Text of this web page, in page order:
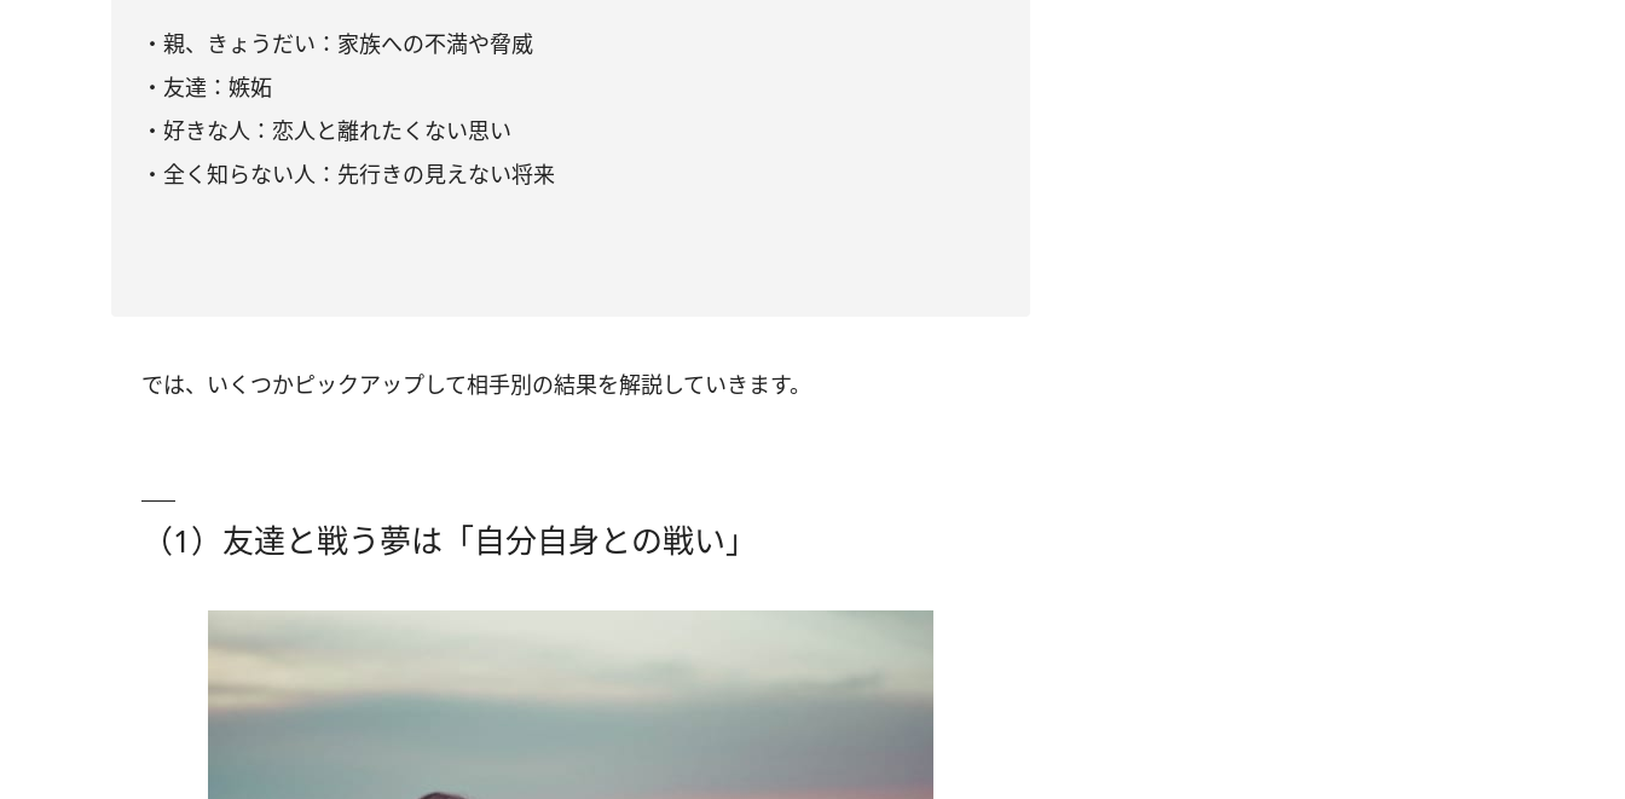
・親、きょうだい：家族への不満や脅威
・友達：嫉妬
・好きな人：恋人と離れたくない思い
・全く知らない人：先行きの見えない将来
では、いくつかピックアップして相手別の結果を解説していきます。
（1）友達と戦う夢は「自分自身との戦い」